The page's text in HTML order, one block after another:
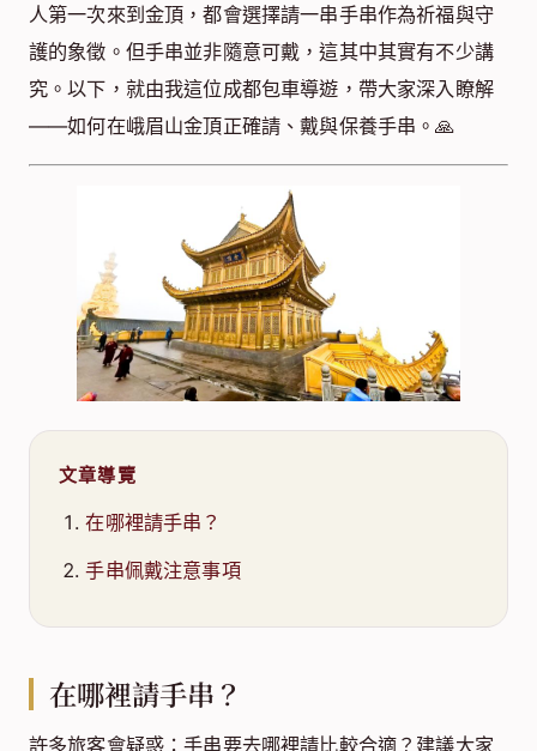
人第一次來到金頂，都會選擇請一串手串作為祈福與守
護的象徵。但手串並非隨意可戴，這其中其實有不少講
究。以下，就由我這位成都包車導遊，帶大家深入瞭解
——如何在峨眉山金頂正確請、戴與保養手串。🙏
文章導覽
在哪裡請手串？
手串佩戴注意事項
在哪裡請手串？
許多旅客會疑惑：手串要去哪裡請比較合適？建議大家